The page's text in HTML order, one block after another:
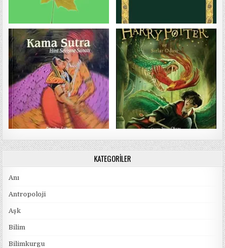
KATEGORILER
Anı
Antropoloji
Aşk
Bilim
Bilimkurgu